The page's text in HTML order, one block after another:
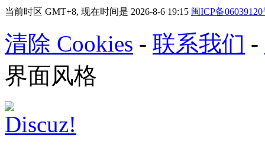
当前时区 GMT+8, 现在时间是 2026-8-6 19:15 闽ICP备06039120
清除 Cookies - 联系我们 -
界面风格